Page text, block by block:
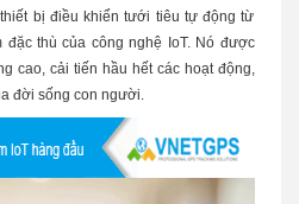
bị điều khiển tưới tiêu tự động từ
thù của công nghệ IoT. Nó được
cao, cải tiến hầu hết các hoạt động,
đời sống con người.